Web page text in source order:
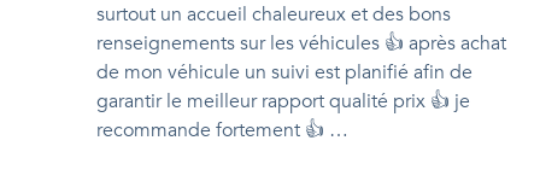
surtout un accueil chaleureux et des bons
renseignements sur les véhicules 👍 après achat
de mon véhicule un suivi est planifié afin de
garantir le meilleur rapport qualité prix 👍 je
recommande fortement 👍 …